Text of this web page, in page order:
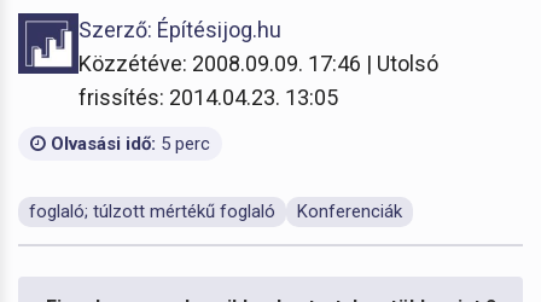
Szerző: Építésijog.hu
Közzétéve: 2008.09.09. 17:46 | Utolsó
frissítés: 2014.04.23. 13:05
Olvasási idő: 5 perc
foglaló; túlzott mértékű foglaló Konferenciák